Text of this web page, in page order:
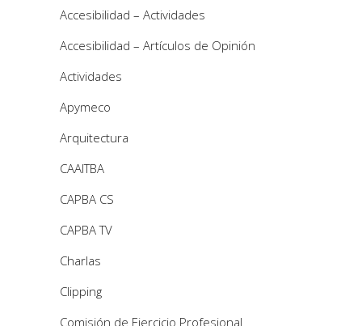
Accesibilidad – Actividades
Accesibilidad – Artículos de Opinión
Actividades
Apymeco
Arquitectura
CAAITBA
CAPBA CS
CAPBA TV
Charlas
Clipping
Comisión de Ejercicio Profesional